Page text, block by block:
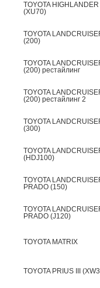
TOYOTA HIGHLANDER
(XU70)
TOYOTA
(200)
TOYOTA
(200) рестайлинг
TOYOTA
(200) рестайлинг 2
TOYOTA
(300)
TOYOTA
(HDJ100)
TOYOTA
PRADO (150)
TOYOTA
PRADO (J120)
TOYOTA MATRIX
TOYOTA PRIUS III